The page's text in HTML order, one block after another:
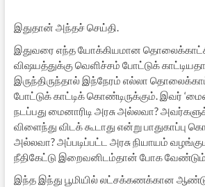
இதுதான் அந்தச் செய்தி.
இதுவரை எந்த யோக்கியமான
விஷயத்துக்கு வெளிச்சம் போட்டுக்
இருந்திருந்தால் இந்நேரம் எல்லா
போட்டுக் காட்டிக் கொண்டிருக்கும். இவர்
நடப்பது மைனாரிடி அரசு அல்லவா?
விளைந்து விடக் கூடாது என்று பாதுகாப்பு
அல்லவா? அப்படிப்பட்ட அரசு நியாயம்
நீதிகேட்டு இறைவனிடம்தான் போக
இந்த இந்து பூமியில் லட்சக்கணக்கான